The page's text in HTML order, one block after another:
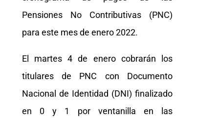
Pensiones No Contributivas (PNC)
para este mes de enero 2022.
El martes 4 de enero cobrarán los
titulares de PNC con Documento
Nacional de Identidad (DNI) finalizado
en 0 y 1 por ventanilla en las